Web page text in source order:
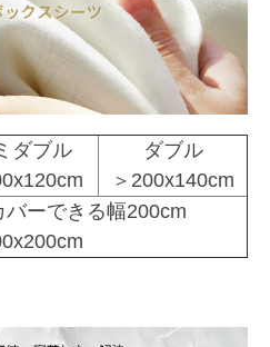
ダブル
ダブル
＞200x140cm
バーできる幅200cm